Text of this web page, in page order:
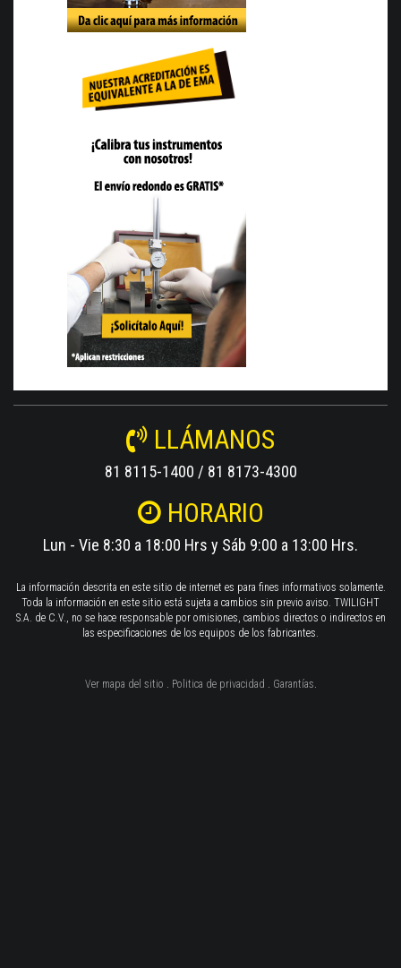
LLÁMANOS
81 8115-1400 / 81 8173-4300
HORARIO
Lun - Vie 8:30 a 18:00 Hrs y Sáb 9:00 a 13:00 Hrs.
La información descrita en este sitio de internet es para fines informativos solamente.
Toda la información en este sitio está sujeta a cambios sin previo aviso. TWILIGHT
S.A. de C.V., no se hace responsable por omisiones, cambios directos o indirectos en
las especificaciones de los equipos de los fabricantes.
Ver mapa del sitio . Politica de privacidad . Garantías.